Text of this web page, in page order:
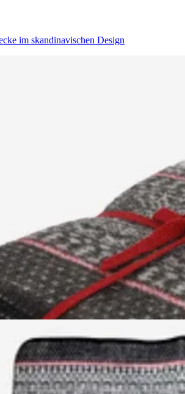
im skandinavischen Design